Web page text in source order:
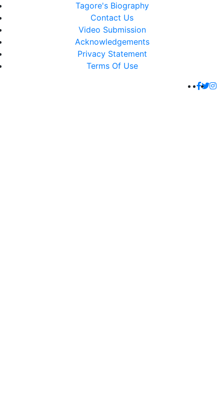
Tagore's Biography
Contact Us
Video Submission
Acknowledgements
Privacy Statement
Terms Of Use